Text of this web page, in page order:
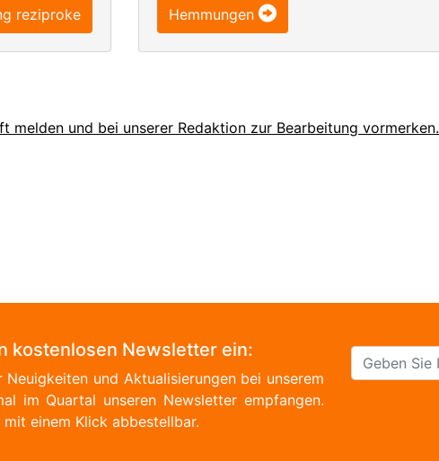
reziproke Hemmungen
melden und bei unserer Redaktion zur Bearbeitung vormerken.
kostenlosen Newsletter ein:
und Aktualisierungen bei unserem
im Quartal unseren Newsletter empfangen.
einem Klick abbestellbar.